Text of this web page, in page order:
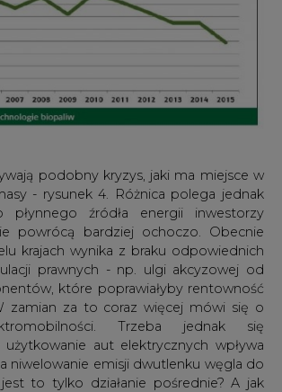
podobny kryzys, jaki ma miejsce w
- rysunek 4. Różnica polega jednak
źródła energii inwestorzy
powrócą bardziej ochoczo. Obecnie
krajach wynika z braku odpowiednich
prawnych - np. ulgi akcyzowej od
które poprawiałyby rentowność
zamian za to coraz więcej mówi się o
Trzeba jednak się
użytkowanie aut elektrycznych wpływa
niwelowanie emisji dwutlenku węgla do
to tylko działanie pośrednie? A jak